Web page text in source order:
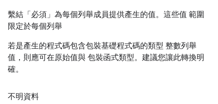
繫結「必須」為每個列舉成員提供產生的值。這些值 範圍
限定於每個列舉
若是產生的程式碼包含包裝基礎程式碼的類型 整數列舉
值，則應可在原始值與 包裝函式類型。建議您讓此轉換明
確。
不明資料